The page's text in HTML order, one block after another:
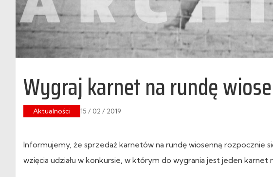
Wygraj karnet na rundę
Aktualności 15 / 02 / 2019
Informujemy, że sprzedaż karnetów na rundę wiosenną rozpocznie
wzięcia udziału w konkursie, w którym do wygrania jest jeden karnet